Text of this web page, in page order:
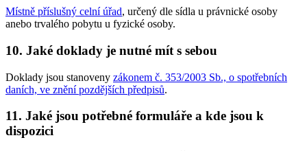
Místně příslušný celní úřad, určený dle sídla u právnické osoby
anebo trvalého pobytu u fyzické osoby.
10. Jaké doklady je nutné mít s sebou
Doklady jsou stanoveny zákonem č. 353/2003 Sb., o spotřebních
daních, ve znění pozdějších předpisů.
11. Jaké jsou potřebné formuláře a kde jsou k
dispozici